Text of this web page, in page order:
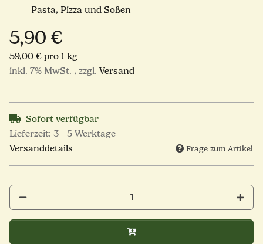
Pasta, Pizza und Soßen
5,90 €
59,00 € pro 1 kg
inkl. 7% MwSt. , zzgl. Versand
Sofort verfügbar
Lieferzeit: 3 - 5 Werktage
Versanddetails
Frage zum Artikel